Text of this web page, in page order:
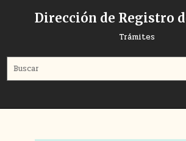
Dirección de Registro
Trámites